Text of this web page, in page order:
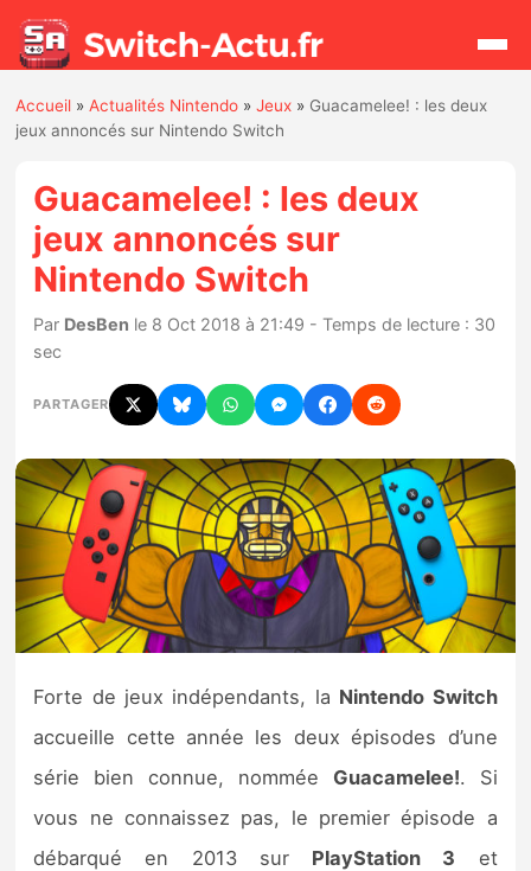
Actualités
Jeux
Hardware
Mises à jour
Chiffres de ventes
Rumeurs
Nintendo Direct
Tests et previews
Tests de jeux
Tests d’accessoires
Autres tests
Accueil »Actualités Nintendo »Jeux » Guacamelee! : les deux
jeux annoncés sur Nintendo Switch
Guacamelee! : les deux
jeux annoncés sur
Nintendo Switch
Par DesBen le 8 Oct 2018 à 21:49 - Temps de lecture : 30
sec
PARTAGER
Forte de jeux indépendants, la Nintendo Switch
accueille cette année les deux épisodes d’une
série bien connue, nommée Guacamelee!. Si
vous ne connaissez pas, le premier épisode a
débarqué en 2013 sur PlayStation 3 et